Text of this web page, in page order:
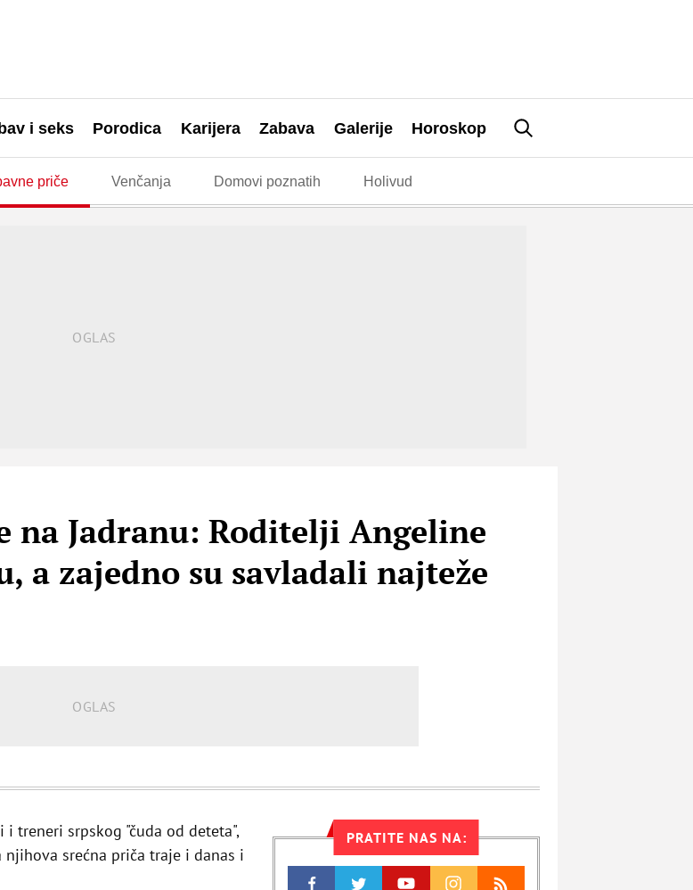
i seks Porodica Karijera Zabava Galerije Horoskop
priče Venčanja Domovi poznatih Holivud
na Jadranu: Roditelji Angeline
a zajedno su savladali najteže
treneri srpskog "čuda od deteta",
srećna priča traje i danas i
PRATITE NAS NA: